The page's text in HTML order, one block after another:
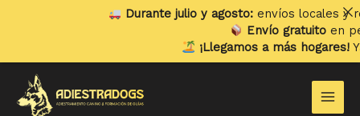
Durante julio y agosto:envíos locales y
Envío gratuitoen
¡Llegamos a más hogares!Ya